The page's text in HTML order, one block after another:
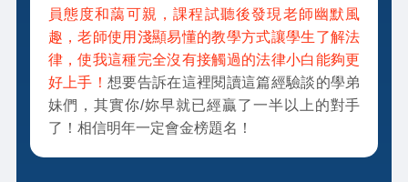
員態度和藹可親，課程試聽後發現老師幽默風
趣，老師使用淺顯易懂的教學方式讓學生了解法
律，使我這種完全沒有接觸過的法律小白能夠更
好上手！ 想要告訴在這裡閱讀這篇經驗談的學弟
妹們，其實你/妳早就已經贏了一半以上的對手
了！相信明年一定會金榜題名！